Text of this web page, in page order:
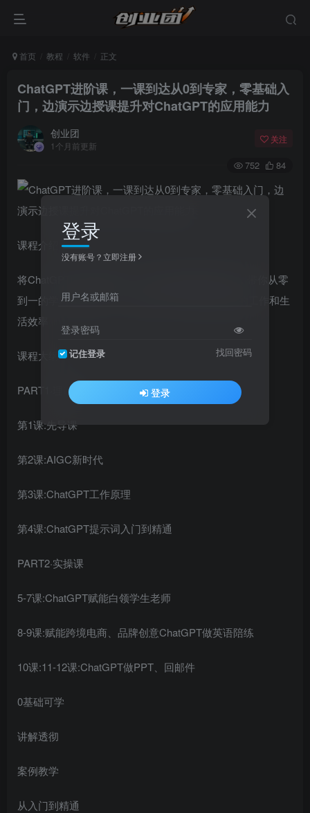
首页 教程 软件 正文
ChatGPT进阶课，一课到达从0到专家，零基础入
门，边演示边授课提升对ChatGPT的应用能力
创业团
1个月前更新
关注
752 84
课程介绍
将ChatGPT的原理到应用，通过实操案例的讲解，带你从零
到一的学习ChatGPT，让ChatGPT帮助你提高你的工作和生
活效率
课程大纲
PART1·理论课
第1课:先导课
第2课:AIGC新时代
第3课:ChatGPT工作原理
第4课:ChatGPT提示词入门到精通
PART2·实操课
5-7课:ChatGPT赋能白领学生老师
8-9课:赋能跨境电商、品牌创意ChatGPT做英语陪练
10课:11-12课:ChatGPT做PPT、回邮件
0基础可学
讲解透彻
案例教学
从入门到精通
登录
没有账号？立即注册
用户名或邮箱
登录密码
记住登录 找回密码
登录